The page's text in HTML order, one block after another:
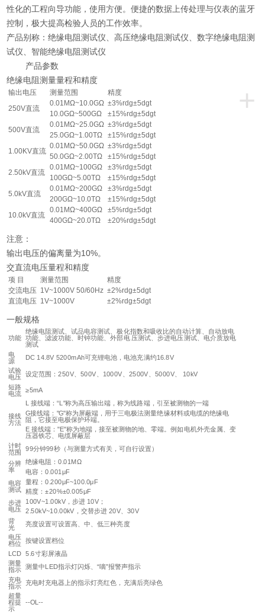
性化的工程向导功能，使用方便。便捷的数据上传处理与仪表的蓝牙
控制，极大提高检验人员的工作效率。
产品别称：绝缘电阻测试仪、高压绝缘电阻测试仪、数字绝缘电阻测
试仪、智能绝缘电阻测试仪
产品参数
绝缘电阻测量量程和精度
+
输出电压 测量范围
精度
250V直流
0.01MΩ~10.0GΩ ±3%rdg±5dgt
10.0GΩ~500GΩ
±15%rdg±5dgt
500V直流
0.01MΩ~25.0GΩ ±3%rdg±5dgt
25.0GΩ~1.00TΩ
±15%rdg±5dgt
1.00KV直流
0.01MΩ~50.0GΩ ±3%rdg±5dgt
50.0GΩ~2.00TΩ
±15%rdg±5dgt
2.50kV直流
0.01MΩ~100GΩ
±3%rdg±5dgt
100GΩ~5.00TΩ
±15%rdg±5dgt
5.0kV直流
0.01MΩ~200GΩ
±3%rdg±5dgt
200GΩ~10.0TΩ
±15%rdg±5dgt
10.0kV直流
0.01MΩ~400GΩ
±5%rdg±5dgt
400GΩ~20.0TΩ
±20%rdg±5dgt
注意：
输出电压的偏离量为10%。
交直流电压量程和精度
项 目 测量范围
精度
交流电压 1V~1000V 50/60Hz ±2%rdg±5dgt
直流电压 1V~1000V ±2%rdg±5dgt
一般规格
功能
绝缘电阻测试、试品电容测试、极化指数和吸收比的自动计算、自动放电
功能、滤波功能、时钟功能、外部电 压测试、步进电压测试、电介质放电
测试
电
源 DC 14.8V 5200mAh可充锂电池，电池充满约16.8V
试验
电压 设定范围：250V、500V、1000V、2500V、5000V、 10kV
短路
电流 ≥5mA
接线
方法
L 接线端：“L"称为高压输出端，称为线路端，引至被测物的一端
G接线端："G"称为屏蔽端，用于三电极法测量绝缘材料或电缆的绝缘电
阻，它接至电极保护环端。
E 接线端："E"称为地端，接至被测物的地、零端。例如电机外壳金属、变
压器铁芯、电缆屏蔽层
计时
范围 99分钟99秒（与测量方式有关，可自行设置）
分辨
率
绝缘电阻：0.01MΩ
电容：0.001μF
电容
测试
量程：0.200μF~100.0μF
精度：±20%±0.005μF
步进
电压
100V~1.00kV，步进 10V；
2.50kV~10.00kV，交替步进 20V、30V
背
光
亮度设置可设置高、中、低三种亮度
电压
档位
按键设置档位
LCD 5.6寸彩屏液晶
测量
指示 测量中LED指示灯闪烁、“嘀”报警声指示
充电
指示 充电时充电器上的指示灯亮红色，充满后亮绿色
超量
程提
示
--OL--